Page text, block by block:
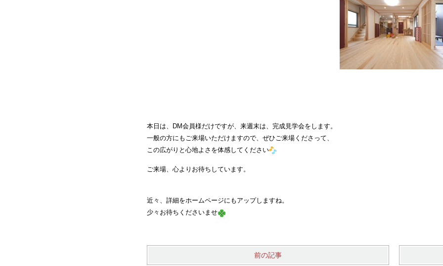
本日は、DM会員様だけですが、来週末は、完成見学会をします。
一般の方にもご来場いただけますので、ぜひご来場くださって、
この広がりと心地よさを体感してください
ご来場、心よりお待ちしています。
近々、詳細をホームページにもアップしますね。
少々お待ちくださいませ
前の記事